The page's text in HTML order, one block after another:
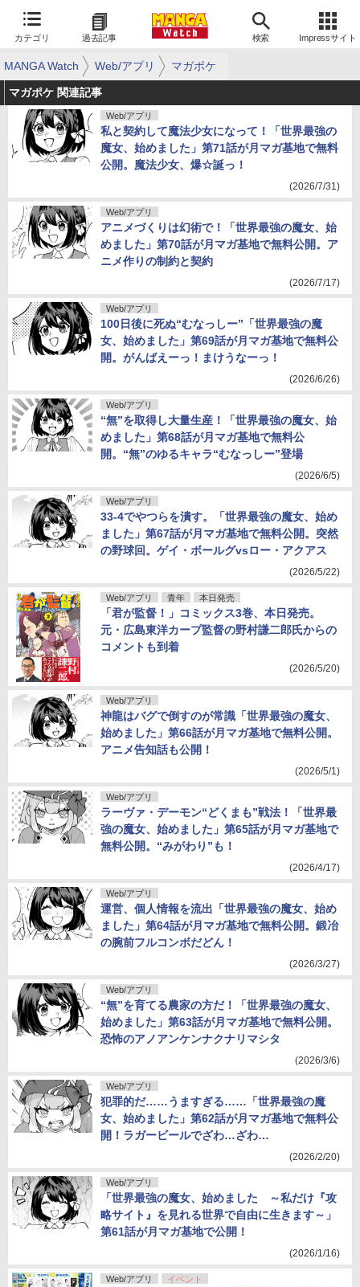
カテゴリ 過去記事 検索 Impressサイト
MANGA Watch Web/アプリ マガポケ
マガポケ 関連記事
Web/アプリ
私と契約して魔法少女になって！「世界最強の
魔女、始めました」第71話が月マガ基地で無料
公開。魔法少女、爆☆誕っ！
(2026/7/31)
Web/アプリ
アニメづくりは幻術で！「世界最強の魔女、始
めました」第70話が月マガ基地で無料公開。ア
ニメ作りの制約と契約
(2026/7/17)
Web/アプリ
100日後に死ぬ“むなっしー”「世界最強の魔
女、始めました」第69話が月マガ基地で無料公
開。がんばえーっ！まけうなーっ！
(2026/6/26)
Web/アプリ
“無”を取得し大量生産！「世界最強の魔女、始
めました」第68話が月マガ基地で無料公
開。“無”のゆるキャラ“むなっしー”登場
(2026/6/5)
Web/アプリ
33-4でやつらを潰す。「世界最強の魔女、始め
ました」第67話が月マガ基地で無料公開。突然
の野球回。ゲイ・ボールグvsロー・アクアス
(2026/5/22)
Web/アプリ 青年 本日発売
「君が監督！」コミックス3巻、本日発売。
元・広島東洋カープ監督の野村謙二郎氏からの
コメントも到着
(2026/5/20)
Web/アプリ
神龍はバグで倒すのが常識「世界最強の魔女、
始めました」第66話が月マガ基地で無料公開。
アニメ告知話も公開！
(2026/5/1)
Web/アプリ
ラーヴァ・デーモン“どくまも”戦法！「世界最
強の魔女、始めました」第65話が月マガ基地で
無料公開。“みがわり”も！
(2026/4/17)
Web/アプリ
運営、個人情報を流出「世界最強の魔女、始め
ました」第64話が月マガ基地で無料公開。鍛冶
の腕前フルコンボだどん！
(2026/3/27)
Web/アプリ
“無”を育てる農家の方だ！「世界最強の魔女、
始めました」第63話が月マガ基地で無料公開。
恐怖のアノアンケンナクナリマシタ
(2026/3/6)
Web/アプリ
犯罪的だ……うますぎる……「世界最強の魔
女、始めました」第62話が月マガ基地で無料公
開！ラガービールでざわ…ざわ…
(2026/2/20)
Web/アプリ
「世界最強の魔女、始めました ～私だけ『攻
略サイト』を見れる世界で自由に生きます～」
第61話が月マガ基地で公開！
(2026/1/16)
Web/アプリ イベント